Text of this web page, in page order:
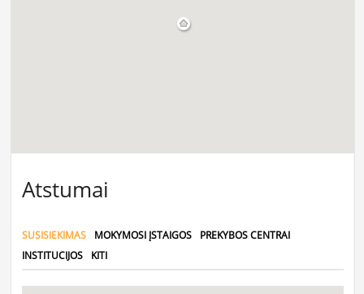
Atstumai
SUSISIEKIMAS MOKYMOSI ĮSTAIGOS
PREKYBOS CENTRAI
INSTITUCIJOS
KITI